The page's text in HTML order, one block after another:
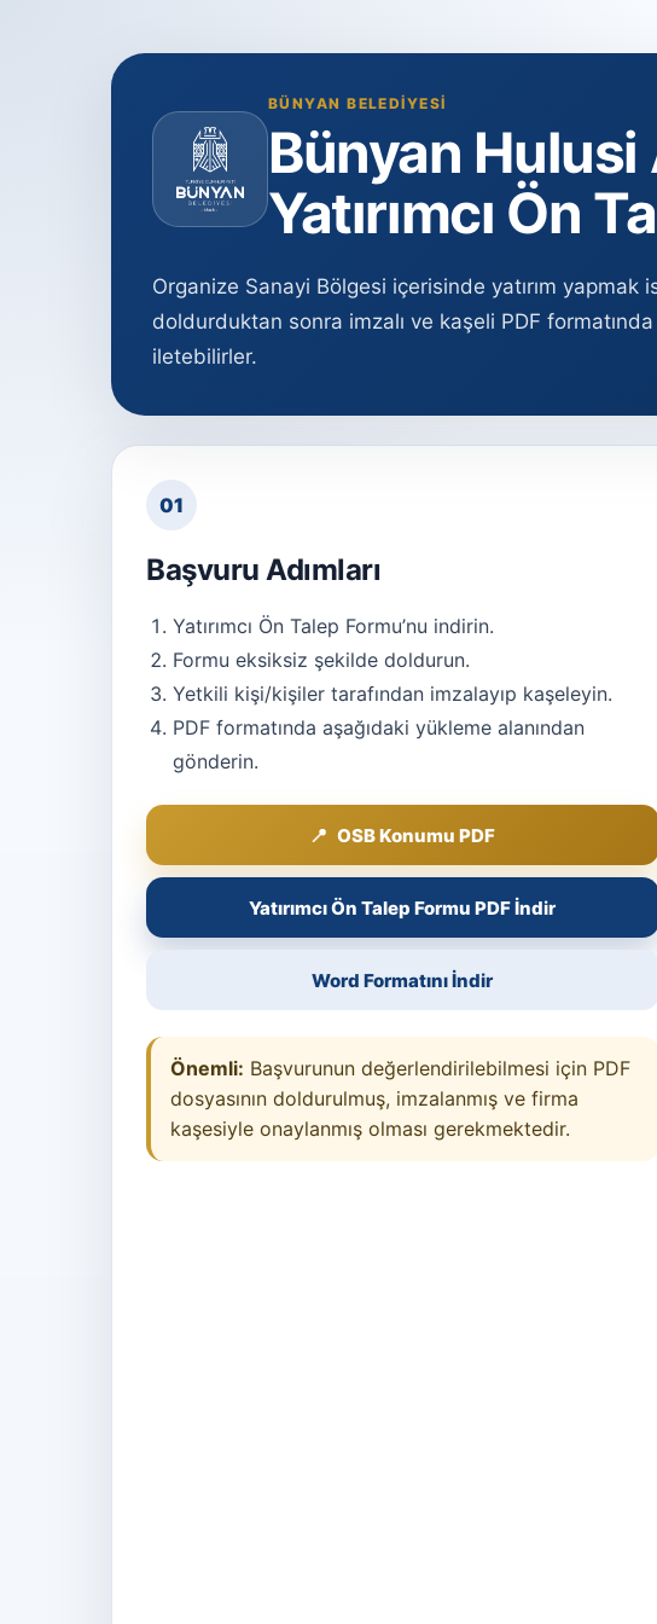
BÜNYAN BELEDIYESI
Bünyan Hulusi
Yatırımcı Ön
Organize Sanayi Bölgesi içerisinde yatırım yapmak
doldurduktan sonra imzalı ve kaşeli PDF
iletebilirler.
01
Başvuru Adımları
Yatırımcı Ön Talep Formu’nu indirin.
Formu eksiksiz şekilde doldurun.
Yetkili kişi/kişiler tarafından imzalayıp kaşeleyin.
PDF formatında aşağıdaki yükleme alanından
gönderin.
OSB Konumu PDF
Yatırımcı Ön Talep Formu PDF İndir
Word Formatını İndir
Önemli: Başvurunun değerlendirilebilmesi için PDF
dosyasının doldurulmuş, imzalanmış ve firma
kaşesiyle onaylanmış olması gerekmektedir.